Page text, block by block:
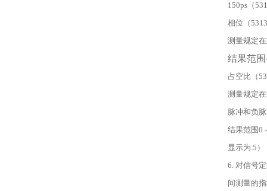
150ps（
相位（
测量规定
结果范
占空比（
测量规定
脉冲和负
结果范围0
显示为.5）
6. 对信号
间测量的